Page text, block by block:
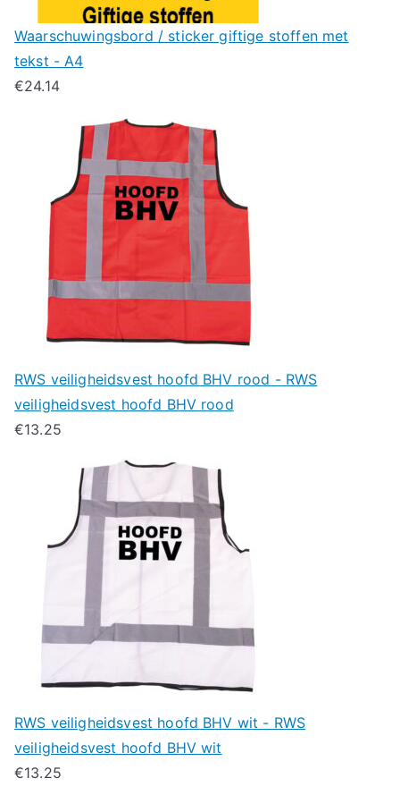
Waarschuwingsbord / sticker giftige stoffen met
tekst - A4
€24.14
RWS veiligheidsvest hoofd BHV rood - RWS
veiligheidsvest hoofd BHV rood
€13.25
RWS veiligheidsvest hoofd BHV wit - RWS
veiligheidsvest hoofd BHV wit
€13.25